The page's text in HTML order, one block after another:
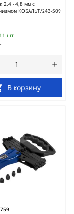
2,4 - 4,8 мм с
КОБАЛЬТ/243-509
11 шт
В корзину